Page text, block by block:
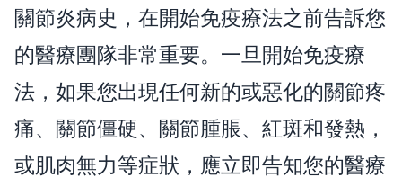
關節炎病史，在開始免疫療法之前告訴您
的醫療團隊非常重要。一旦開始免疫療
法，如果您出現任何新的或惡化的關節疼
痛、關節僵硬、關節腫脹、紅斑和發熱，
或肌肉無力等症狀，應立即告知您的醫療